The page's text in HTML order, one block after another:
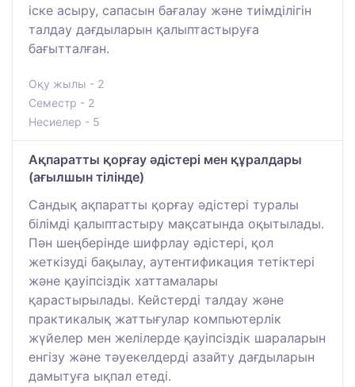
іске асыру, сапасын бағалау және тиімділігін
талдау дағдыларын қалыптастыруға
бағытталған.
Оқу жылы - 2
Семестр - 2
Несиелер - 5
Ақпаратты қорғау әдістері мен құралдары
(ағылшын тілінде)
Сандық ақпаратты қорғау әдістері туралы
білімді қалыптастыру мақсатында оқытылады.
Пән шеңберінде шифрлау әдістері, қол
жеткізуді бақылау, аутентификация тетіктері
және қауіпсіздік хаттамалары
қарастырылады. Кейстерді талдау және
практикалық жаттығулар компьютерлік
жүйелер мен желілерде қауіпсіздік шараларын
енгізу және тәуекелдерді азайту дағдыларын
дамытуға ықпал етеді.